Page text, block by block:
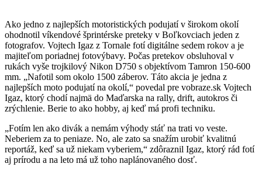
Ako jedno z najlepších motoristických podujatí v širokom okolí
ohodnotil víkendové šprintérske preteky v Boľkovciach jeden z
fotografov. Vojtech Igaz z Tornale fotí digitálne sedem rokov a je
majiteľom poriadnej fotovýbavy. Počas pretekov obsluhoval v
rukách vyše trojkilový Nikon D750 s objektívom Tamron 150-600
mm. „Nafotil som okolo 1500 záberov. Táto akcia je jedna z
najlepších moto podujatí na okolí,“ povedal pre vobraze.sk Vojtech
Igaz, ktorý chodí najmä do Maďarska na rally, drift, autokros či
zrýchlenie. Berie to ako hobby, aj keď má profi techniku.
„Fotím len ako divák a nemám výhody stáť na trati vo veste.
Neberiem za to peniaze. No, ale zato sa snažím urobiť kvalitnú
reportáž, keď sa už niekam vyberiem,“ zdôraznil Igaz, ktorý rád fotí
aj prírodu a na leto má už toho naplánovaného dosť.